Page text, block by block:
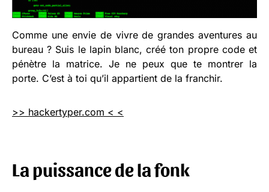
Comme une envie de vivre de grandes aventures au
bureau ? Suis le lapin blanc, créé ton propre code et
pénètre la matrice. Je ne peux que te montrer la
porte. C’est à toi qu’il appartient de la franchir.
>> hackertyper.com < <
La puissance de la fonk